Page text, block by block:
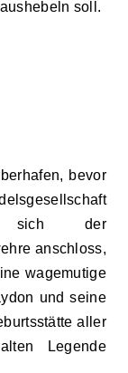
soll.
bevor
sich der
anschloss,
wagemutige
und seine
aller
Legende